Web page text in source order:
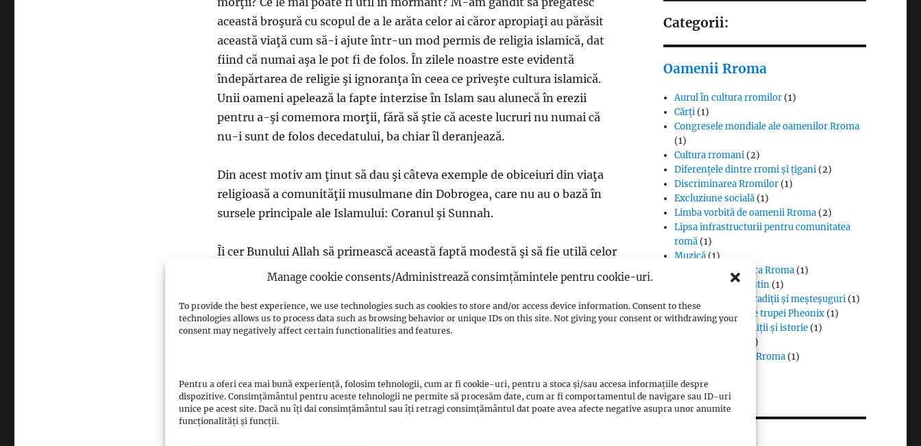
Manage cookie consents/Administrează consimțămintele pentru cookie-uri.
To provide the best experience, we use technologies such as cookies to store and/or access device information. Consent to these
technologies allows us to process data such as browsing behavior or unique IDs on this site. Not giving your consent or withdrawing your
consent may negatively affect certain functionalities and features.
Pentru a oferi cea mai bună experiență, folosim tehnologii, cum ar fi cookie-uri, pentru a stoca și/sau accesa informațiile despre
dispozitive. Consimțământul pentru aceste tehnologii ne permite să procesăm date, cum ar fi comportamentul de navigare sau ID-uri
unice pe acest site. Dacă nu îți dai consimțământul sau îți retragi consimțământul dat poate avea afecte negative asupra unor anumite
funcționalități și funcții.
această broşură cu scopul de a le arăta celor ai căror apropiaţi au părăsit
această viaţă cum să-i ajute într-un mod permis de religia islamică, dat
fiind că numai aşa le pot fi de folos. În zilele noastre este evidentă
îndepărtarea de religie şi ignoranţa în ceea ce priveşte cultura islamică.
Unii oameni apelează la fapte interzise în Islam sau alunecă în erezii
pentru a-şi comemora morţii, fără să ştie că aceste lucruri nu numai că
nu-i sunt de folos decedatului, ba chiar îl deranjează.
Din acest motiv am ţinut să dau şi câteva exemple de obiceiuri din viaţa
religioasă a comunităţii musulmane din Dobrogea, care nu au o bază în
sursele principale ale Islamului: Coranul şi Sunnah.
Îi cer Bunului Allah să primească această faptă modestă şi să fie utilă celor
care o vor citi.
Views: 1
Facebook
Categorii:
Oamenii Rroma
Aurul în cultura rromilor (1)
Cărți (1)
Congresele mondiale ale oamenilor Rroma
(1)
Cultura rromani (2)
Diferențele dintre rromi și țigani (2)
Discriminarea Rromilor (1)
Excluziune socială (1)
Limba vorbită de oamenii Rroma (2)
Lipsa infrastructurii pentru comunitatea
romă (1)
Muzică(1)
Proverbe din cultura Rroma (1)
Romii și cultul creștin (1)
Rromii căldărari: tradiții și meșteșuguri (1)
Rromii în melodiile trupei Pheonix (1)
Rromii slătari: tradiții și istorie (1)
(1)
Steagul oamenilor Rroma (1)